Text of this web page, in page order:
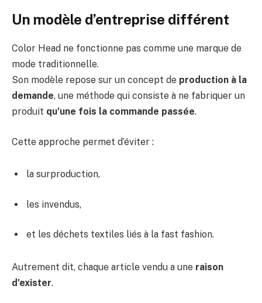
Un modèle d’entreprise différent
Color Head ne fonctionne pas comme une marque de
mode traditionnelle.
Son modèle repose sur un concept de production à la
demande, une méthode qui consiste à ne fabriquer un
produit qu’une fois la commande passée.
Cette approche permet d’éviter :
la surproduction,
les invendus,
et les déchets textiles liés à la fast fashion.
Autrement dit, chaque article vendu a une raison
d’exister.